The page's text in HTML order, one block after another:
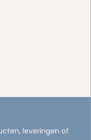
leveringen of